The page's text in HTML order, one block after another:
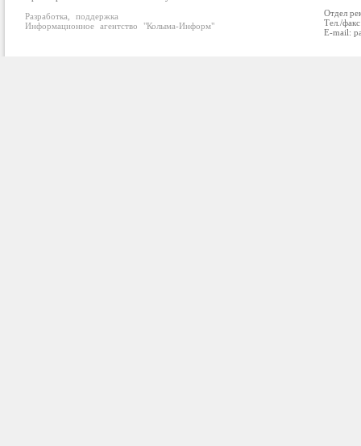
Разработка, поддержка
Информационное агентство "Колыма-Информ"
Отдел
Тел./
E-mail: